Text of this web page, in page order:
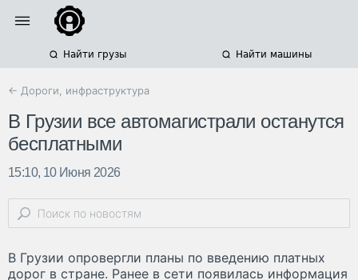
Найти грузы Найти машины
← Дороги, инфраструктура
В Грузии все автомагистрали останутся
бесплатными
15:10, 10 Июня 2026
В Грузии опровергли планы по введению платных
дорог в стране. Ранее в сети появилась информация